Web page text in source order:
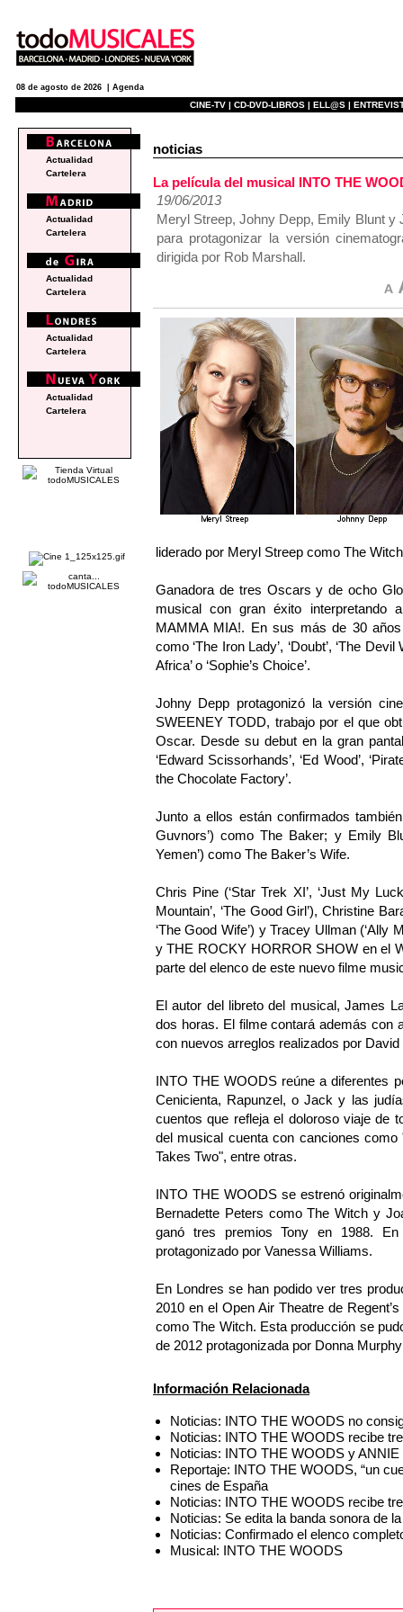
08 de agosto de 2026 | Agenda
CINE-TV | CD-DVD-LIBROS | ELL@S |
noticias
La película del musical INTO THE
19/06/2013
Meryl Streep, Johny Depp, Emily Blunt
para protagonizar la versión
dirigida por Rob Marshall.
liderado por Meryl Streep como The
Ganadora de tres Oscars y de ocho
musical con gran éxito interpretando
MAMMA MIA!. En sus más de 30
como ‘The Iron Lady’, ‘Doubt’, ‘The
Africa’ o ‘Sophie’s Choice’.
Johny Depp protagonizó la versión
SWEENEY TODD, trabajo por el que
Oscar. Desde su debut en la gran
‘Edward Scissorhands’, ‘Ed Wood’,
the Chocolate Factory’.
Junto a ellos están confirmados
Guvnors’) como The Baker; y Emily
Yemen’) como The Baker’s Wife.
Chris Pine (‘Star Trek XI’, ‘Just My
Mountain’, ‘The Good Girl’), Christine
‘The Good Wife’) y Tracey Ullman (‘Ally
y THE ROCKY HORROR SHOW en el
parte del elenco de este nuevo filme
El autor del libreto del musical, James
dos horas. El filme contará además con
con nuevos arreglos realizados por
INTO THE WOODS reúne a diferentes
Cenicienta, Rapunzel, o Jack y las
cuentos que refleja el doloroso viaje de
del musical cuenta con canciones
Takes Two", entre otras.
INTO THE WOODS se estrenó
Bernadette Peters como The Witch y
ganó tres premios Tony en 1988.
protagonizado por Vanessa Williams.
En Londres se han podido ver tres
2010 en el Open Air Theatre de
como The Witch. Esta producción se
de 2012 protagonizada por Donna
Información Relacionada
Noticias: INTO THE WOODS no
Noticias: INTO THE WOODS recibe
Noticias: INTO THE WOODS y
Reportaje: INTO THE WOODS, “un
cines de España
Noticias: INTO THE WOODS recibe
Noticias: Se edita la banda sonora de
Noticias: Confirmado el elenco
Musical: INTO THE WOODS
Actualidad
Cartelera
Actualidad
Cartelera
Actualidad
Cartelera
Actualidad
Cartelera
Actualidad
Cartelera